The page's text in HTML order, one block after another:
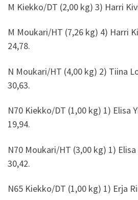
M Kiekko/DT (2,00 kg) 3) Harri
M Moukari/HT (7,26 kg) 4) Harri
24,78.
N Moukari/HT (4,00 kg) 2) Tiina
30,63.
N70 Kiekko/DT (1,00 kg) 1) Elisa
19,94.
N70 Moukari/HT (3,00 kg) 1)
30,42.
N65 Kiekko/DT (1,00 kg) 1) Erja